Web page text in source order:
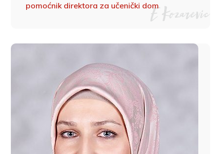
pomoćnik direktora za učenički dom